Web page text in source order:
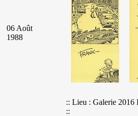
06 Août
1988
:: Lieu : Galerie 2016
::